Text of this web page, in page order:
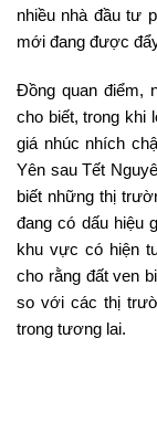
nhiều nhà đầu tư
mới đang được
Đồng quan điểm,
cho biết, trong khi
giá nhúc nhích
Yên sau Tết
biết những thị
đang có dấu hiệu
khu vực có hiện
cho rằng đất ven
so với các thị
trong tương lai.